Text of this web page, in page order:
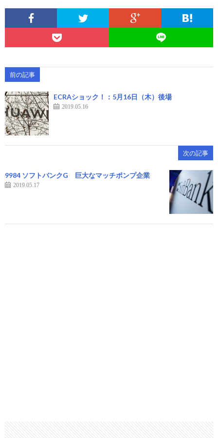
前の記事
ECRAショック！：5月16日（木）後場
2019.05.16
次の記事
9984 ソフトバンクG 巨大なマッチポンプ企業
2019.05.17